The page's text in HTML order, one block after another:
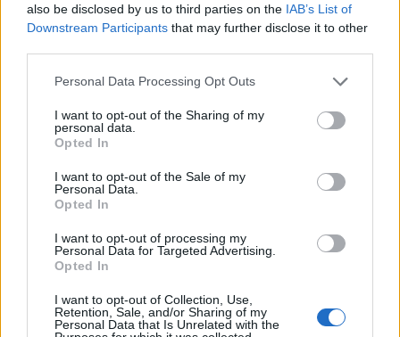
also be disclosed by us to third parties on the IAB’s List of
Downstream Participants that may further disclose it to other
Personal Data Processing Opt Outs
I want to opt-out of the Sharing of my
personal data.
Opted In
I want to opt-out of the Sale of my
Personal Data.
Opted In
I want to opt-out of processing my
Personal Data for Targeted Advertising.
Opted In
I want to opt-out of Collection, Use,
Retention, Sale, and/or Sharing of my
Personal Data that Is Unrelated with the
Palio di Siena, alla prova generale